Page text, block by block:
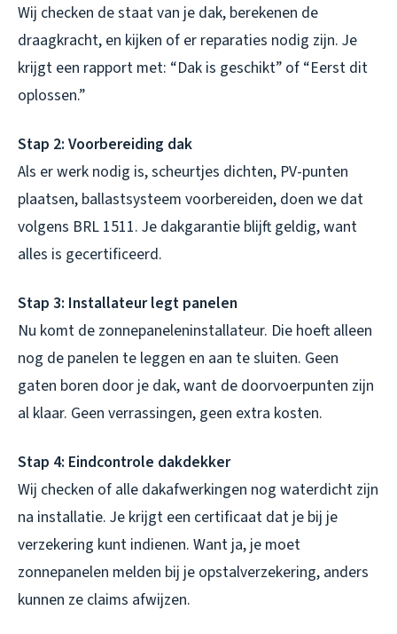
Wij checken de staat van je dak, berekenen de
draagkracht, en kijken of er reparaties nodig zijn. Je
krijgt een rapport met: “Dak is geschikt” of “Eerst dit
oplossen.”
Stap 2: Voorbereiding dak
Als er werk nodig is, scheurtjes dichten, PV-punten
plaatsen, ballastsysteem voorbereiden, doen we dat
volgens BRL 1511. Je dakgarantie blijft geldig, want
alles is gecertificeerd.
Stap 3: Installateur legt panelen
Nu komt de zonnepaneleninstallateur. Die hoeft alleen
nog de panelen te leggen en aan te sluiten. Geen
gaten boren door je dak, want de doorvoerpunten zijn
al klaar. Geen verrassingen, geen extra kosten.
Stap 4: Eindcontrole dakdekker
Wij checken of alle dakafwerkingen nog waterdicht zijn
na installatie. Je krijgt een certificaat dat je bij je
verzekering kunt indienen. Want ja, je moet
zonnepanelen melden bij je opstalverzekering, anders
kunnen ze claims afwijzen.